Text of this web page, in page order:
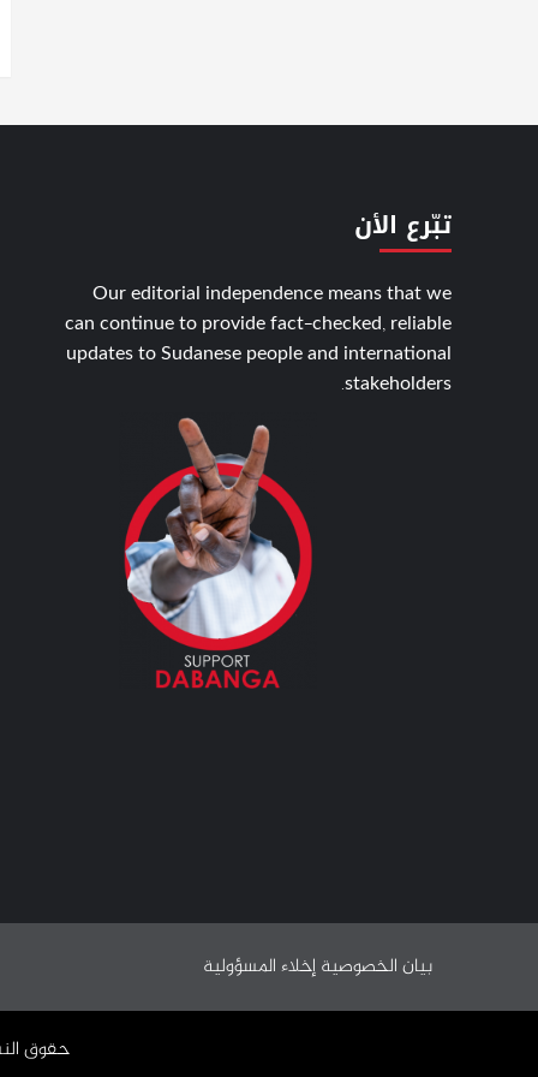
تبّرع الأن
Our editorial independence means that we
can continue to provide fact-checked, reliable
updates to Sudanese people and international
stakeholders.
بيان الخصوصيةإخلاء المسؤولية
حقوق النشر ©️ 2009 - 2024 | جميع الحقوق محفوظة